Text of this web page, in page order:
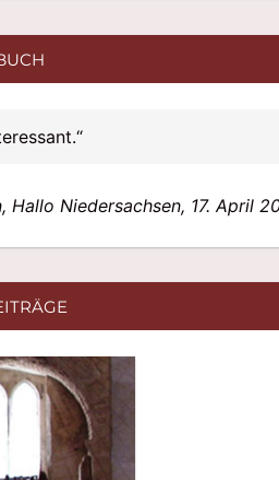
Hallo Niedersachsen, 17. April